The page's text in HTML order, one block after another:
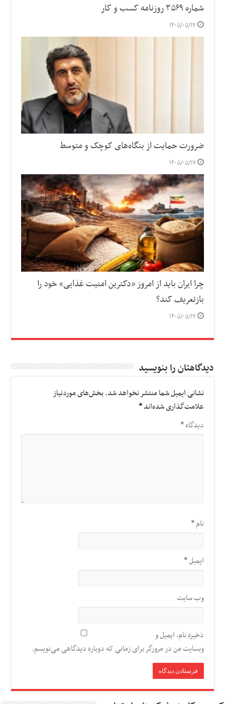
شماره ۳۵۶۹ روزنامه کسب و کار
۱۴۰۵/۰۵/۱۷
ضرورت حمایت از بنگاه‌های کوچک و متوسط
۱۴۰۵/۰۵/۱۷
چرا ایران باید از امروز «دکترین امنیت غذایی» خود را
بازتعریف کند؟
۱۴۰۵/۰۵/۱۷
دیدگاهتان را بنویسید
نشانی ایمیل شما منتشر نخواهد شد.بخش‌های موردنیاز
علامت‌گذاری شده‌اند*
دیدگاه*
نام*
ایمیل*
وب‌ سایت
ذخیره نام، ایمیل و
وبسایت من در مرورگر برای زمانی که دوباره دیدگاهی می‌نویسم.